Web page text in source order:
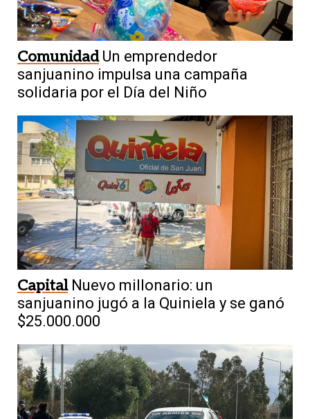
Comunidad Un emprendedor
sanjuanino impulsa una campaña
solidaria por el Día del Niño
Capital Nuevo millonario: un
sanjuanino jugó a la Quiniela y se ganó
$25.000.000